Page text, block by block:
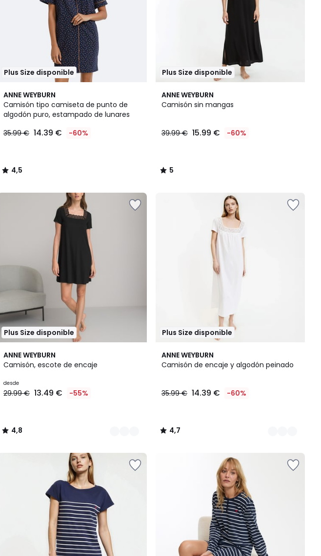
Plus Size disponible
ANNE WEYBURN
Camisón tipo camiseta de punto de
algodón puro, estampado de lunares
35.99 € 14.39 € -60%
4,5
/ 5
4,5
/
Plus Size disponible
ANNE WEYBURN
Camisón sin mangas
39.99 € 15.99 € -60%
5
/
5
/
Plus Size disponible
ANNE WEYBURN
Camisón, escote de encaje
desde
29.99 € 13.49 € -55%
4,8
/ 5
2
Colores
4,8
/
Plus Size disponible
ANNE WEYBURN
Camisón de encaje y algodón peinado
35.99 € 14.39 € -60%
4,7
/ 5
2
Colores
4,7
/